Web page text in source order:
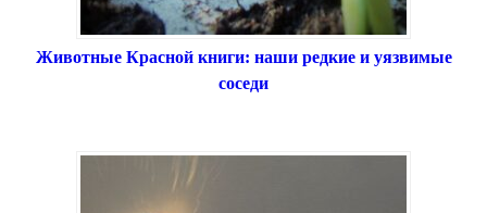
Животные Красной книги: наши редкие и уязвимые
соседи